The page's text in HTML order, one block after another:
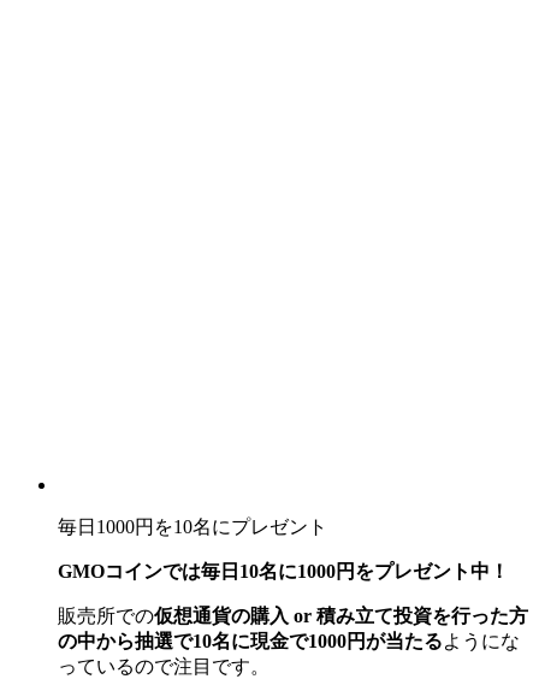
毎日1000円を10名にプレゼント
GMOコインでは毎日10名に1000円をプレゼント中！
販売所での仮想通貨の購入 or 積み立て投資を行った方
の中から抽選で10名に現金で1000円が当たるようにな
っているので注目です。